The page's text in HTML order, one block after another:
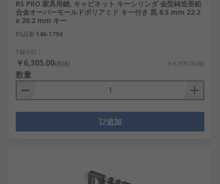
RS PRO 家具用鍵, キャビネット キーシリンダ 金型鋳造亜鉛
合金オーバーモールドポリアミド キー付き 黒 8.5 mm 22.2
x 20.2 mm キー
RS品番 146-1794
1個小計：
￥6,305.00(税抜) ￥6,305.00/個
数量
追加